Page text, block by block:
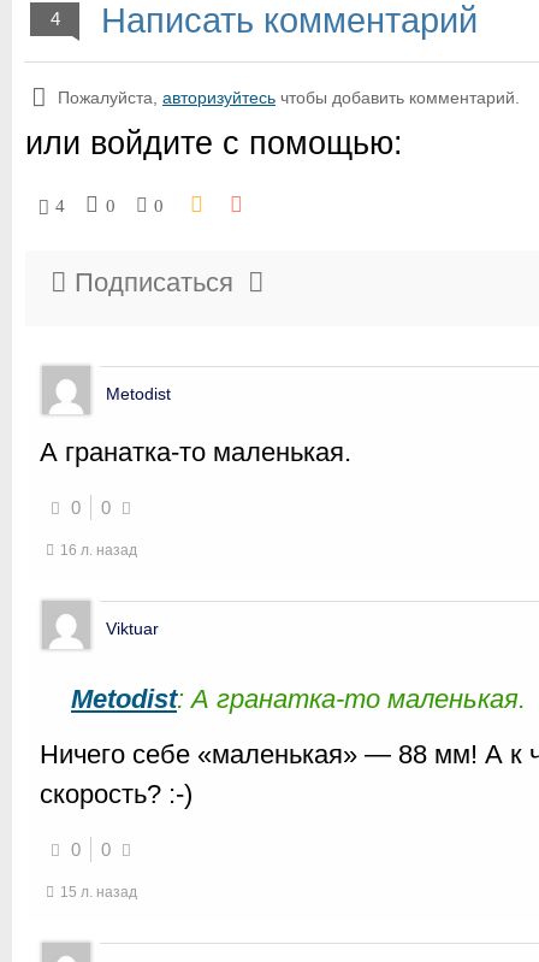
4 Написать комментарий
Пожалуйста, авторизуйтесь чтобы добавить комментарий.
или войдите с помощью:
4 0 0
Подписаться
Metodist
А гранатка-то маленькая.
0 0
16 л. назад
Viktuar
Metodist: А гранатка-то маленькая.
Ничего себе «маленькая» — 88 мм! А к
скорость? :-)
0 0
15 л. назад